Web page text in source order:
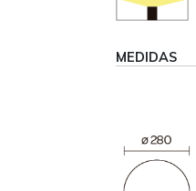
MEDIDAS